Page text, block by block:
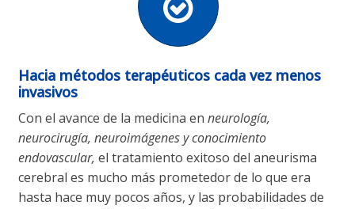
Hacia métodos terapéuticos cada vez menos
invasivos
Con el avance de la medicina en neurología,
neurocirugía, neuroimágenes y conocimiento
endovascular, el tratamiento exitoso del aneurisma
cerebral es mucho más prometedor de lo que era
hasta hace muy pocos años, y las probabilidades de